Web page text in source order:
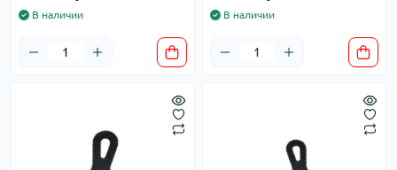
В наличии В наличии